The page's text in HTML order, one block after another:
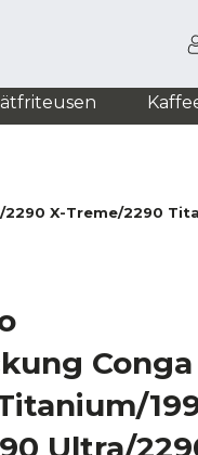
X-Treme/2290
Conga
Ultra/